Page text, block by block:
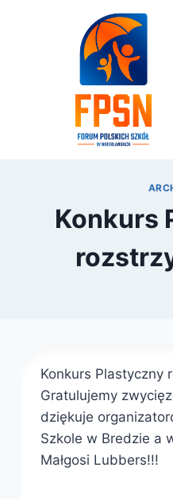
Konkurs
Konkurs Plastyczny
Gratulujemy
dziękuje
Szkole w Bredzie a
Małgosi Lubbers!!!